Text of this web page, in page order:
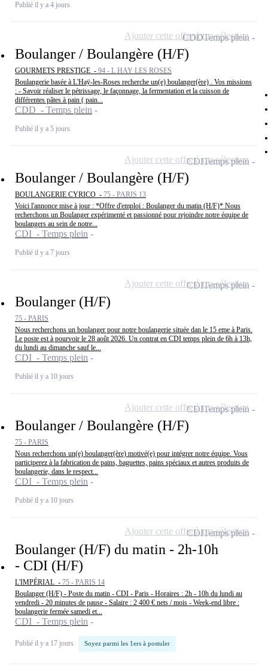
Publié il y a 4 jours
Boulanger / Boulangère (H/F)
GOURMETS PRESTIGE - 94 - L HAY LES ROSES
Boulangerie basée à L'Haÿ-les-Roses recherche un(e) boulanger(ère) . Vos missions
: - Savoir réaliser le pétrissage, le façonnage, la fermentation et la cuisson de
différentes pâtes à pain ( pain...
CDD - Temps plein
Publié il y a 5 jours
CDDTemps plein
Ajouter cette offre à ma sélection
Boulanger / Boulangère (H/F)
BOULANGERIE CYRICO - 75 - PARIS 13
Voici l'annonce mise à jour : *Offre d'emploi : Boulanger du matin (H/F)* Nous
recherchons un Boulanger expérimenté et passionné pour rejoindre notre équipe de
boulangers au sein de notre...
CDI - Temps plein
Publié il y a 7 jours
CDITemps plein
Ajouter cette offre à ma sélection
Boulanger (H/F)
75 - PARIS
Nous recherchons un boulanger pour notre boulangerie située dan le 15 eme à Paris.
Le poste est à pourvoir le 28 août 2026. Un contrat en CDI temps plein de 6h à 13h,
du lundi au dimanche sauf le...
CDI - Temps plein
Publié il y a 10 jours
CDITemps plein
Ajouter cette offre à ma sélection
Boulanger / Boulangère (H/F)
75 - PARIS
Nous recherchons un(e) boulanger(ère) motivé(e) pour intégrer notre équipe. Vous
participerez à la fabrication de pains, baguettes, pains spéciaux et autres produits de
boulangerie, dans le respect...
CDI - Temps plein
Publié il y a 10 jours
CDITemps plein
Ajouter cette offre à ma sélection
Boulanger (H/F) du matin - 2h-10h
- CDI (H/F)
L'IMPÉRIAL - 75 - PARIS 14
Boulanger (H/F) - Poste du matin - CDI - Paris - Horaires : 2h - 10h du lundi au
vendredi - 20 minutes de pause - Salaire : 2 400 € nets / mois - Week-end libre :
boulangerie fermée samedi et...
CDI - Temps plein
Publié il y a 17 jours Soyez parmi les 1ers à postuler
CDITemps plein
Ajouter cette offre à ma sélection